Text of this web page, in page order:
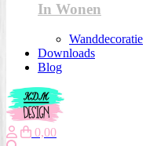
In Wonen
Wanddecoratie
Downloads
Blog
0,00